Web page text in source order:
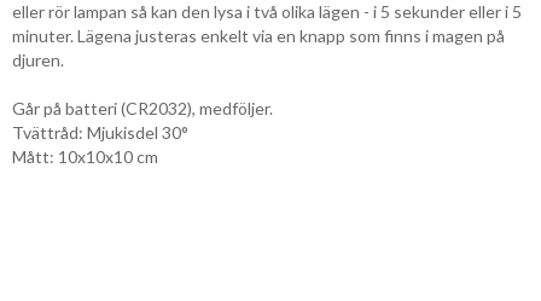
eller rör lampan så kan den lysa i två olika lägen - i 5 sekunder eller i 5
minuter. Lägena justeras enkelt via en knapp som finns i magen på
djuren.
Går på batteri (CR2032), medföljer.
Tvättråd: Mjukisdel 30°
Mått: 10x10x10 cm